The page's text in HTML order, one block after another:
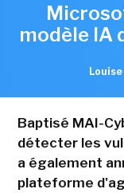
modèle IA
Baptisé MAI-
détecter les
a également
plateforme